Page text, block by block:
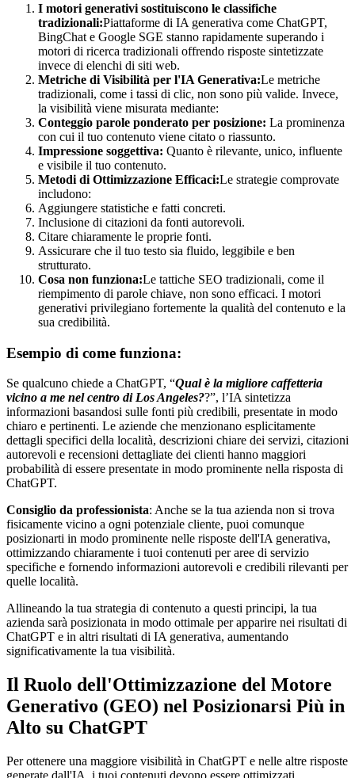
I motori generativi sostituiscono le classifiche
tradizionali:Piattaforme di IA generativa come ChatGPT,
BingChat e Google SGE stanno rapidamente superando i
motori di ricerca tradizionali offrendo risposte sintetizzate
invece di elenchi di siti web.
Metriche di Visibilità per l'IA Generativa:Le metriche
tradizionali, come i tassi di clic, non sono più valide. Invece,
la visibilità viene misurata mediante:
Conteggio parole ponderato per posizione: La prominenza
con cui il tuo contenuto viene citato o riassunto.
Impressione soggettiva: Quanto è rilevante, unico, influente
e visibile il tuo contenuto.
Metodi di Ottimizzazione Efficaci:Le strategie comprovate
includono:
Aggiungere statistiche e fatti concreti.
Inclusione di citazioni da fonti autorevoli.
Citare chiaramente le proprie fonti.
Assicurare che il tuo testo sia fluido, leggibile e ben
strutturato.
Cosa non funziona:Le tattiche SEO tradizionali, come il
riempimento di parole chiave, non sono efficaci. I motori
generativi privilegiano fortemente la qualità del contenuto e la
sua credibilità.
Esempio di come funziona:
Se qualcuno chiede a ChatGPT, “Qual è la migliore caffetteria
vicino a me nel centro di Los Angeles??”, l’IA sintetizza
informazioni basandosi sulle fonti più credibili, presentate in modo
chiaro e pertinenti. Le aziende che menzionano esplicitamente
dettagli specifici della località, descrizioni chiare dei servizi, citazioni
autorevoli e recensioni dettagliate dei clienti hanno maggiori
probabilità di essere presentate in modo prominente nella risposta di
ChatGPT.
Consiglio da professionista: Anche se la tua azienda non si trova
fisicamente vicino a ogni potenziale cliente, puoi comunque
posizionarti in modo prominente nelle risposte dell'IA generativa,
ottimizzando chiaramente i tuoi contenuti per aree di servizio
specifiche e fornendo informazioni autorevoli e credibili rilevanti per
quelle località.
Allineando la tua strategia di contenuto a questi principi, la tua
azienda sarà posizionata in modo ottimale per apparire nei risultati di
ChatGPT e in altri risultati di IA generativa, aumentando
significativamente la tua visibilità.
Il Ruolo dell'Ottimizzazione del Motore
Generativo (GEO) nel Posizionarsi Più in
Alto su ChatGPT
Per ottenere una maggiore visibilità in ChatGPT e nelle altre risposte
generate dall'IA, i tuoi contenuti devono essere ottimizzati